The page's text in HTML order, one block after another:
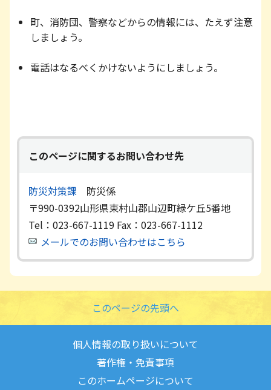
町、消防団、警察などからの情報には、たえず注意
しましょう。
電話はなるべくかけないようにしましょう。
このページに関するお問い合わせ先
防災対策課
防災係
〒990-0392山形県東村山郡山辺町緑ケ丘5番地
Tel：023-667-1119 Fax：023-667-1112
メールでのお問い合わせはこちら
このページの先頭へ
個人情報の取り扱いについて
著作権・免責事項
このホームページについて